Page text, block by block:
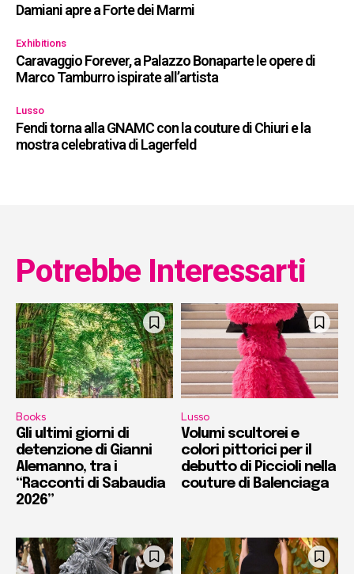
Damiani apre a Forte dei Marmi
Exhibitions
Caravaggio Forever, a Palazzo Bonaparte le opere di
Marco Tamburro ispirate all’artista
Lusso
Fendi torna alla GNAMC con la couture di Chiuri e la
mostra celebrativa di Lagerfeld
Potrebbe Interessarti
Books
Gli ultimi giorni di
detenzione di Gianni
Alemanno, tra i
“Racconti di Sabaudia
2026”
Lusso
Volumi scultorei e
colori pittorici per il
debutto di Piccioli nella
couture di Balenciaga